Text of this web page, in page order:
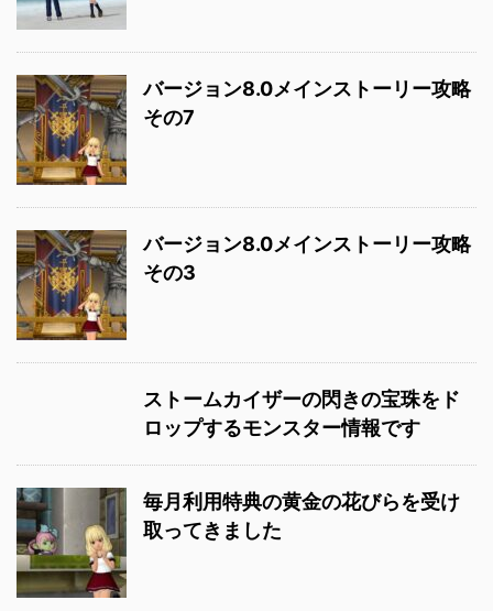
バージョン8.0メインストーリー攻略
その7
バージョン8.0メインストーリー攻略
その3
ストームカイザーの閃きの宝珠をド
ロップするモンスター情報です
毎月利用特典の黄金の花びらを受け
取ってきました